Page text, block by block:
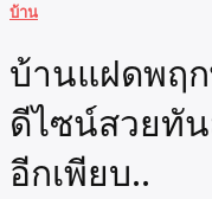
บ้าน
บ้านแฝดพฤ
ดีไซน์สวยทั
อีกเพียบ..